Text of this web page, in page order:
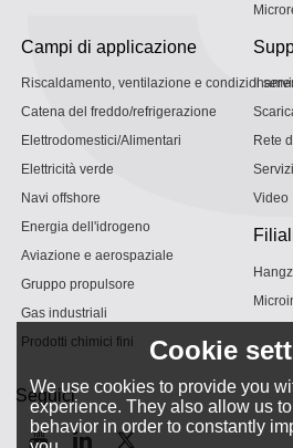
Campi di applicazione
Riscaldamento, ventilazione e
Catena del freddo/refrigerazione
Elettrodomestici/Alimentari
Elettricità verde
Navi offshore
Energia dell'idrogeno
Aviazione e aerospaziale
Gruppo propulsore
Gas industriali
Prodotti chimici fini
Il
Rete
Video
Seguici
Cookie
We use cookies to provide you
experience. They also allow us
behavior in order to constantly